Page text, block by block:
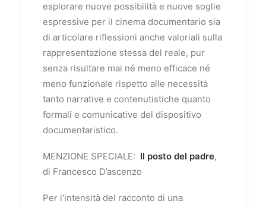
esplorare nuove possibilità e nuove soglie
espressive per il cinema documentario sia
di articolare riflessioni anche valoriali sulla
rappresentazione stessa del reale, pur
senza risultare mai né meno efficace né
meno funzionale rispetto alle necessità
tanto narrative e contenutistiche quanto
formali e comunicative del dispositivo
documentaristico.
MENZIONE SPECIALE: Il posto del padre,
di Francesco D’ascenzo
Per l'intensità del racconto di una